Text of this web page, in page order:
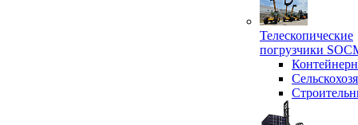
Телескопические
погрузчики